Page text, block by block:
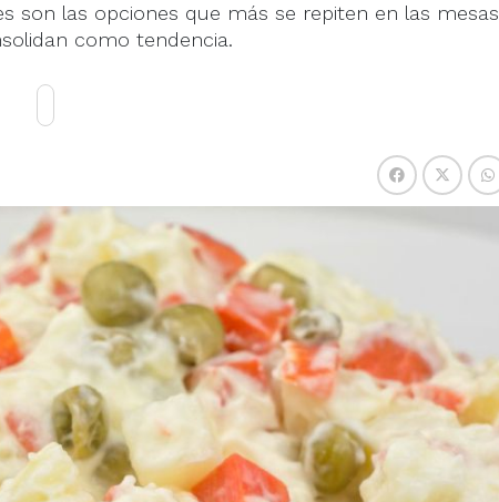
son las opciones que más se repiten en las mesas
como tendencia.